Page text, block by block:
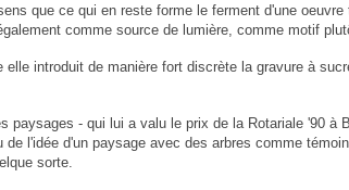
que ce qui en reste forme le ferment d'une
comme source de lumière, comme motif
elle introduit de manière fort discrète la gravure à
paysages - qui lui a valu le prix de la Rotariale '90
l'idée d'un paysage avec des arbres comme
sorte.